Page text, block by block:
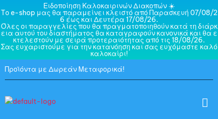
Ειδοποίηση Καλοκαιρινών Διακοπών ☀️
Το e-shop μας θα παραμείνει κλειστό από Παρασκευή 07/08/2
6 έως και Δευτέρα 17/08/26.
Όλες οι παραγγελίες που θα πραγματοποιηθούν κατά τη διάρκ
εια αυτού του διαστήματος θα καταγραφούν κανονικά και θα ε
κτελεστούν με σειρά προτεραιότητας από τις 18/08/26.
Σας ευχαριστούμε για την κατανόηση και σας ευχόμαστε καλό
καλοκαίρι!
Προϊόντα με Δωρεάν Μεταφορικά!